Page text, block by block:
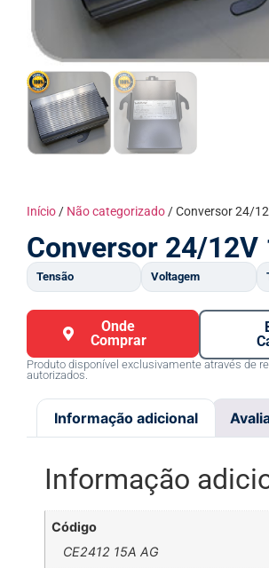
Início/ Não categorizado/ Conversor 24/
Conversor 24/12V
Tensão Voltagem
Onde
Comprar
Produto disponível exclusivamente através de
autorizados.
Informação adicional
Informação
Código
CE2412 15A AG